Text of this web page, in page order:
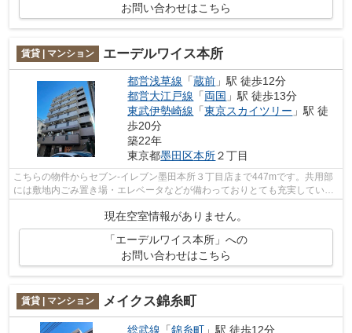
お問い合わせはこちら
賃貸 | マンション エーデルワイス本所
都営浅草線 「蔵前 」駅 徒歩12分
都営大江戸線 「両国 」駅 徒歩13分
東武伊勢崎線 「東京スカイツリー 」駅 徒
歩20分
築22年
東京都墨田区本所２丁目
こちらの物件からセブン-イレブン墨田本所３丁目店まで447mです。共用部
には敷地内ごみ置き場・エレベータなどが備わっておりとても充実していま
現在空室情報がありません。
「エーデルワイス本所」への
お問い合わせはこちら
賃貸 | マンション メイクス錦糸町
総武線 「錦糸町 」駅 徒歩12分